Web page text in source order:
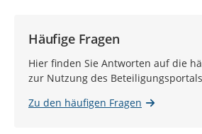
Häufige Fragen
Hier finden Sie Antworten auf die
zur Nutzung des
Zu den häufigen Fragen